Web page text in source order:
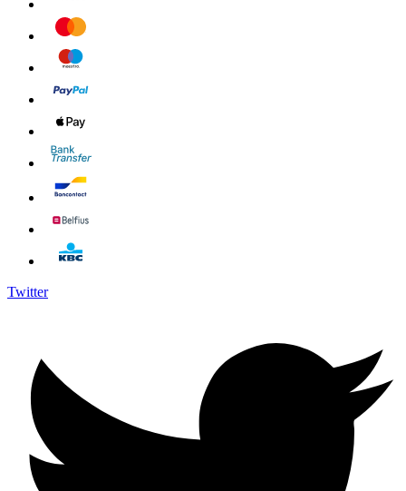
Twitter